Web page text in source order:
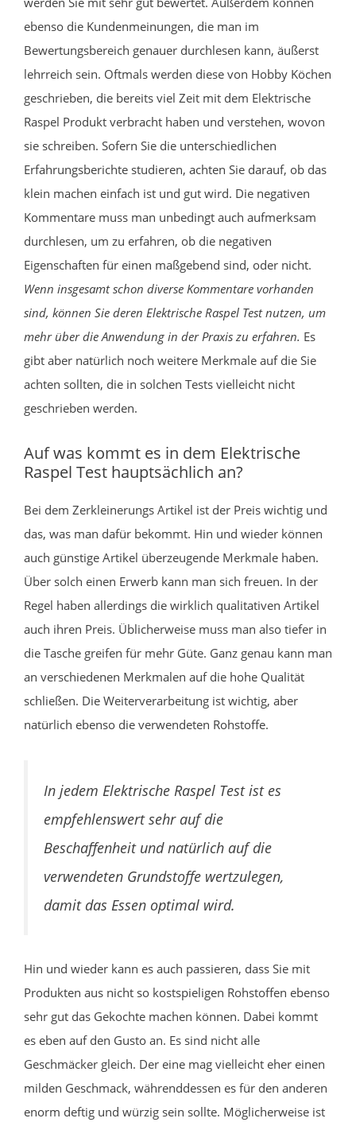
ebenso die Kundenmeinungen, die man im
Bewertungsbereich genauer durchlesen kann, äußerst
lehrreich sein. Oftmals werden diese von Hobby Köchen
geschrieben, die bereits viel Zeit mit dem Elektrische
Raspel Produkt verbracht haben und verstehen, wovon
sie schreiben. Sofern Sie die unterschiedlichen
Erfahrungsberichte studieren, achten Sie darauf, ob das
klein machen einfach ist und gut wird. Die negativen
Kommentare muss man unbedingt auch aufmerksam
durchlesen, um zu erfahren, ob die negativen
Eigenschaften für einen maßgebend sind, oder nicht.
Wenn insgesamt schon diverse Kommentare vorhanden
sind, können Sie deren Elektrische Raspel Test nutzen, um
mehr über die Anwendung in der Praxis zu erfahren. Es
gibt aber natürlich noch weitere Merkmale auf die Sie
achten sollten, die in solchen Tests vielleicht nicht
geschrieben werden.
Auf was kommt es in dem Elektrische
Raspel Test hauptsächlich an?
Bei dem Zerkleinerungs Artikel ist der Preis wichtig und
das, was man dafür bekommt. Hin und wieder können
auch günstige Artikel überzeugende Merkmale haben.
Über solch einen Erwerb kann man sich freuen. In der
Regel haben allerdings die wirklich qualitativen Artikel
auch ihren Preis. Üblicherweise muss man also tiefer in
die Tasche greifen für mehr Güte. Ganz genau kann man
an verschiedenen Merkmalen auf die hohe Qualität
schließen. Die Weiterverarbeitung ist wichtig, aber
natürlich ebenso die verwendeten Rohstoffe.
In jedem Elektrische Raspel Test ist es
empfehlenswert sehr auf die
Beschaffenheit und natürlich auf die
verwendeten Grundstoffe wertzulegen,
damit das Essen optimal wird.
Hin und wieder kann es auch passieren, dass Sie mit
Produkten aus nicht so kostspieligen Rohstoffen ebenso
sehr gut das Gekochte machen können. Dabei kommt
es eben auf den Gusto an. Es sind nicht alle
Geschmäcker gleich. Der eine mag vielleicht eher einen
milden Geschmack, währenddessen es für den anderen
enorm deftig und würzig sein sollte. Möglicherweise ist